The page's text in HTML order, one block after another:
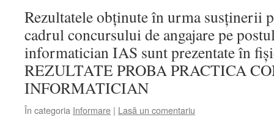
Rezultatele obținute în urma susținerii
cadrul concursului de angajare pe
informatician IAS sunt prezentate în
REZULTATE PROBA PRACTICA
INFORMATICIAN
În categoria Informare | Lasă un comentariu